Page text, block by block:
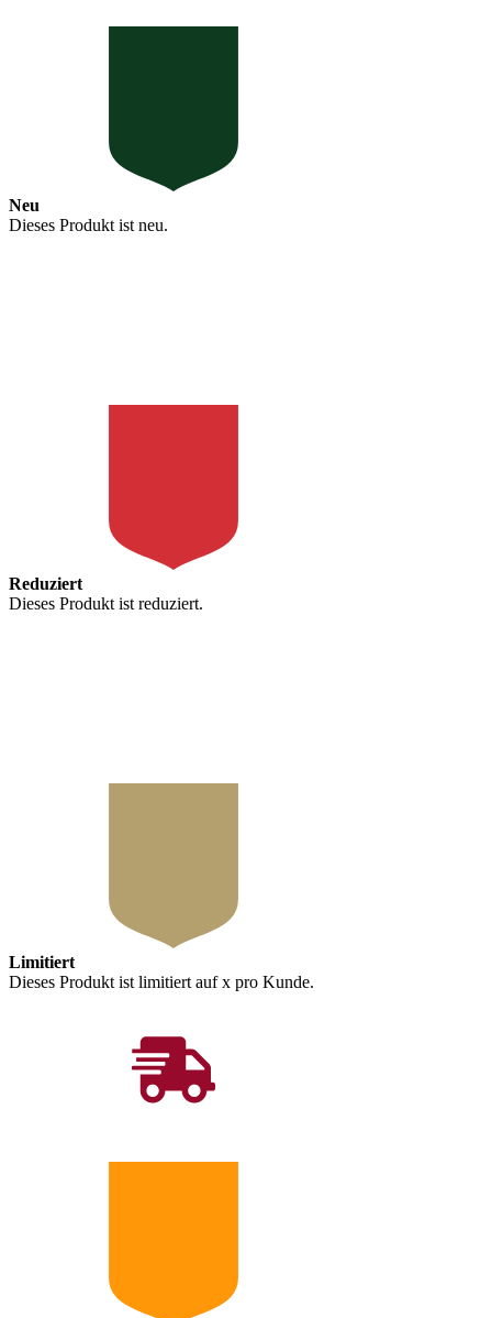
Neu
Dieses Produkt ist neu.
Reduziert
Dieses Produkt ist reduziert.
Limitiert
Dieses Produkt ist limitiert auf x pro Kunde.